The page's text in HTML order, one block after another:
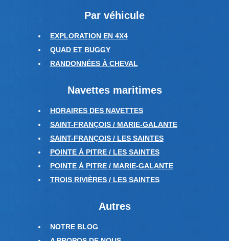
Par véhicule
EXPLORATION EN 4X4
QUAD ET BUGGY
RANDONNÉES À CHEVAL
Navettes maritimes
HORAIRES DES NAVETTES
SAINT-FRANÇOIS / MARIE-GALANTE
SAINT-FRANÇOIS / LES SAINTES
POINTE À PITRE / LES SAINTES
POINTE À PITRE / MARIE-GALANTE
TROIS RIVIÈRES / LES SAINTES
Autres
NOTRE BLOG